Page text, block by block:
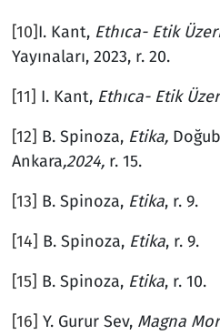
[10]I. Kant, Ethıca- Etik
Yayınaları, 2023, r. 20.
[11] I. Kant, Ethıca- Etik
[12] B. Spinoza, Etika,
Ankara,2024, r. 15.
[13] B. Spinoza, Etika, r. 9.
[14] B. Spinoza, Etika, r. 9.
[15] B. Spinoza, Etika, r. 10.
[16] Y. Gurur Sev, Magna